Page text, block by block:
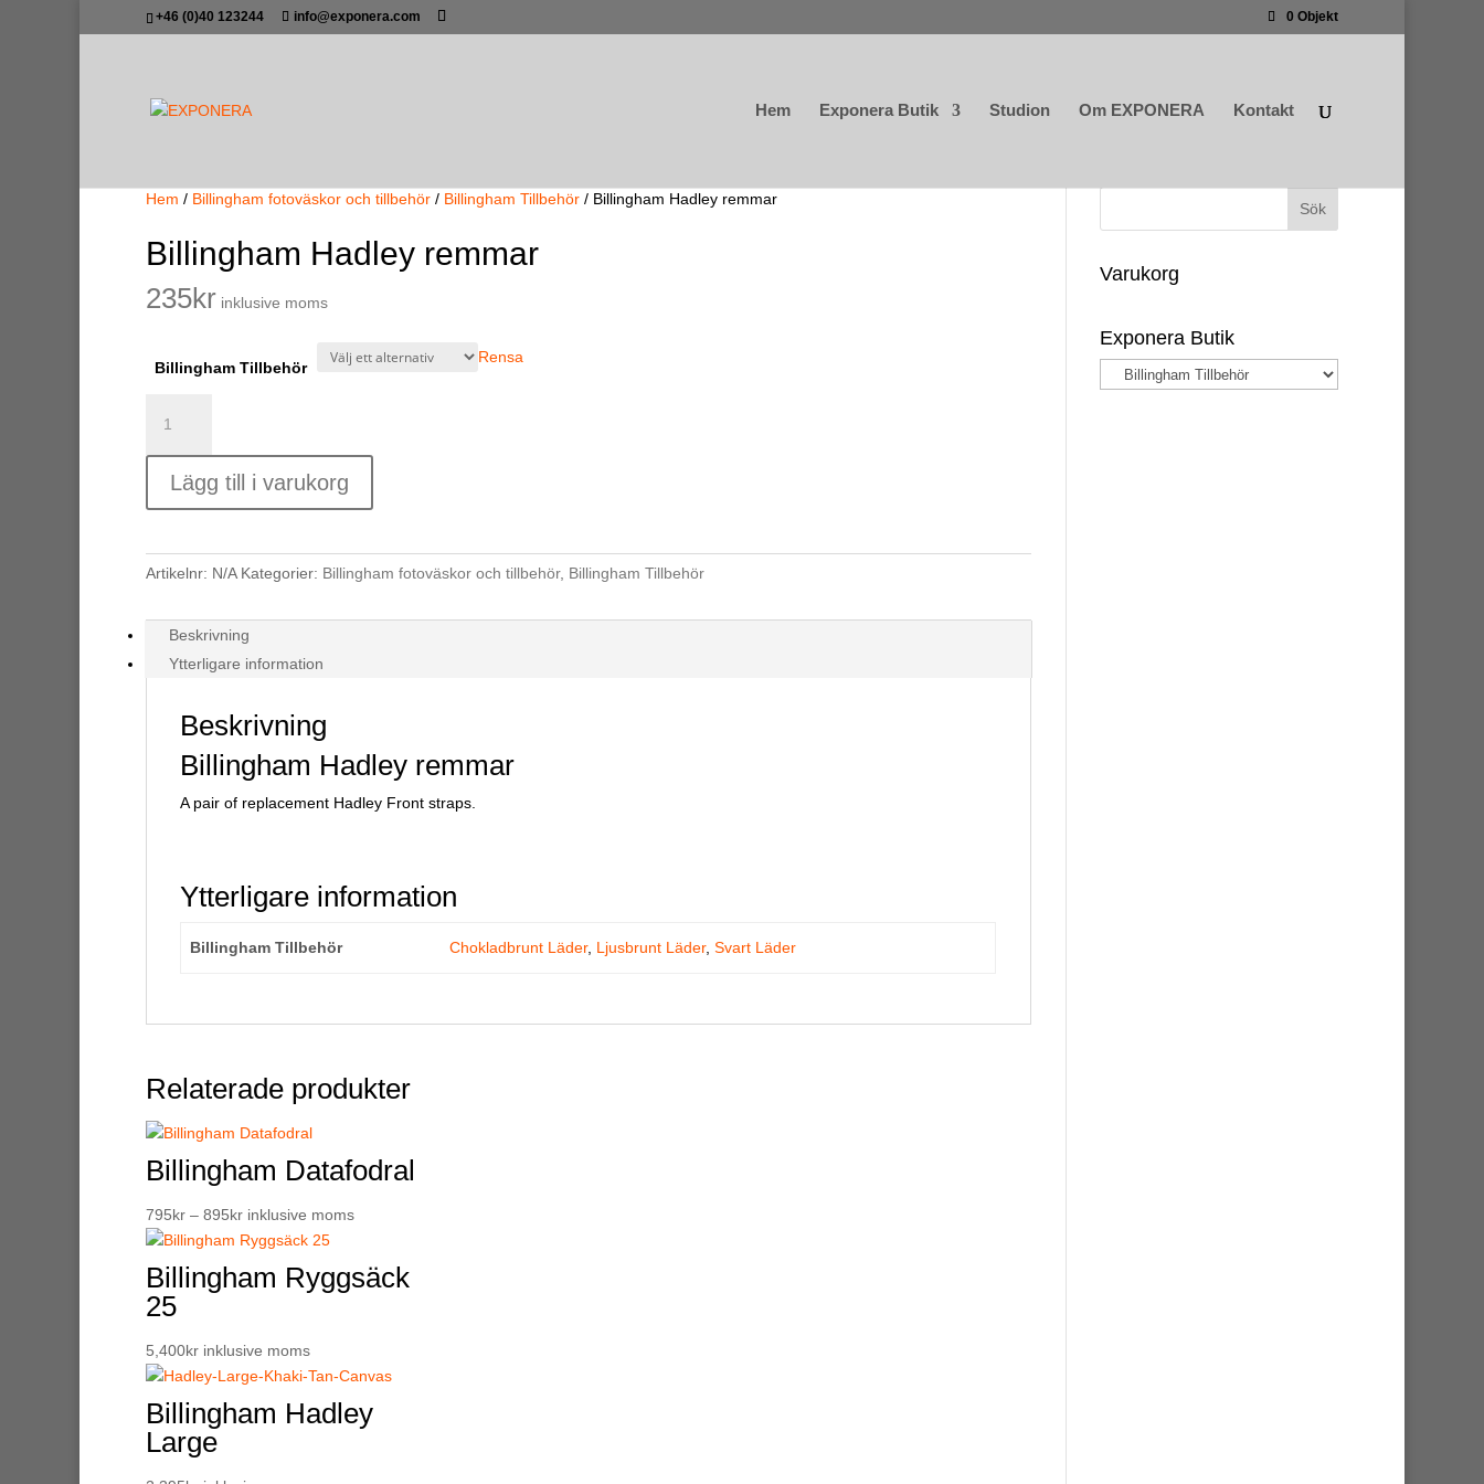
+46 (0)40 123244 info@exponera.com 0 Objekt
Hem Exponera Butik Studion Om EXPONERA Kontakt
Hem / Billingham fotoväskor och tillbehör / Billingham Tillbehör / Billingham Hadley remmar
Billingham Hadley remmar
235kr inklusive moms
Billingham Tillbehör
Rensa
Hadley
remmar
mängdLägg till i varukorg
Artikelnr: N/A Kategorier: Billingham fotoväskor och tillbehör, Billingham Tillbehör
Beskrivning
Ytterligare information
Beskrivning
Billingham Hadley remmar
A pair of replacement Hadley Front straps.
Ytterligare information
Billingham Tillbehör Chokladbrunt Läder, Ljusbrunt Läder,Svart Läder
Relaterade produkter
Billingham Datafodral
795kr – 895krPrisintervall:
795kr
895kr
inklusive moms
Billingham Ryggsäck
25
5,400kr inklusive moms
Billingham Hadley
Large
Varukorg
Exponera Butik